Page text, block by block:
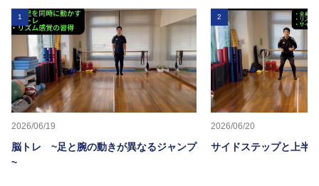
1
2026/06/19
脳トレ ~足と腕の動きが異なるジャンプ
~
2
2026/06/20
サイドステップと上半